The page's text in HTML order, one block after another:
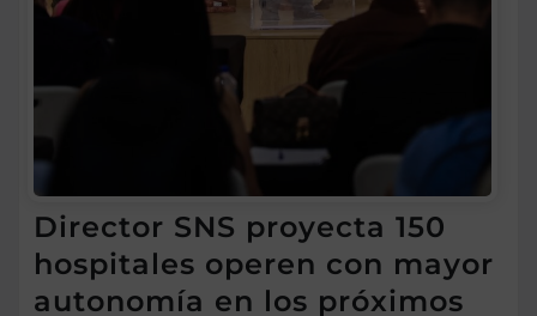
Director SNS proyecta 150
hospitales operen con mayor
autonomía en los próximos